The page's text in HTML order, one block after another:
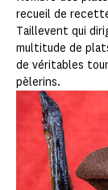
recueil de
Taillevent qui
multitude de
de véritables
pèlerins.